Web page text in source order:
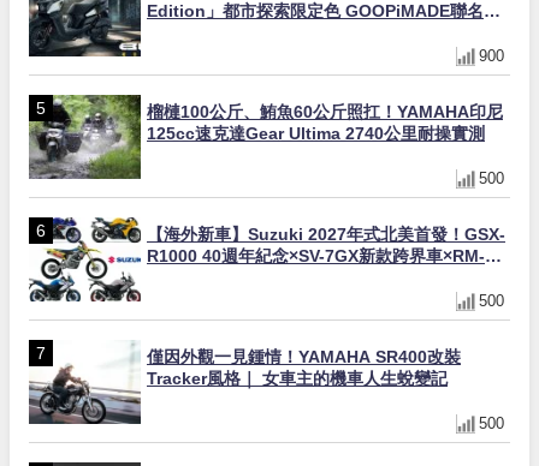
Edition」都市探索限定色 GOOPiMADE聯名包
900
榴槤100公斤、鮪魚60公斤照扛！YAMAHA印尼
125cc速克達Gear Ultima 2740公里耐操實測
500
【海外新車】Suzuki 2027年式北美首發！GSX-
R1000 40週年紀念×SV-7GX新款跨界車×RM-
500
僅因外觀一見鍾情！YAMAHA SR400改裝
Tracker風格｜ 女車主的機車人生蛻變記
500